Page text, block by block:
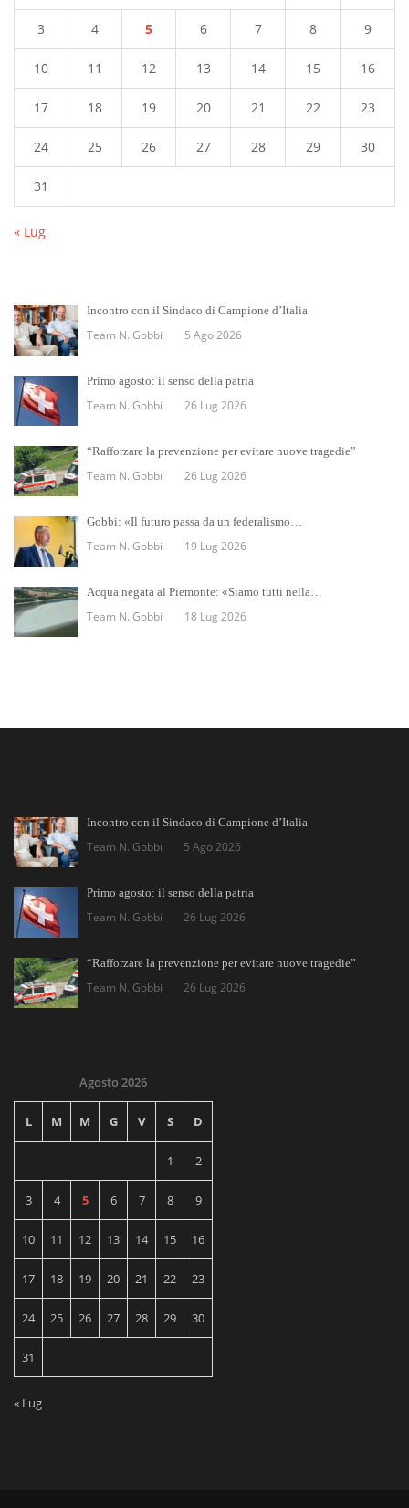
3 4 5 6 7 8 9
10 11 12 13 14 15 16
17 18 19 20 21 22 23
24 25 26 27 28 29 30
31
« Lug
Incontro con il Sindaco di Campione d’Italia
Team N. Gobbi 5 Ago 2026
Primo agosto: il senso della patria
Team N. Gobbi 26 Lug 2026
“Rafforzare la prevenzione per evitare nuove tragedie”
Team N. Gobbi 26 Lug 2026
Gobbi: «Il futuro passa da un federalismo…
Team N. Gobbi 19 Lug 2026
Acqua negata al Piemonte: «Siamo tutti nella…
Team N. Gobbi 18 Lug 2026
Incontro con il Sindaco di Campione d’Italia
Team N. Gobbi 5 Ago 2026
Primo agosto: il senso della patria
Team N. Gobbi 26 Lug 2026
“Rafforzare la prevenzione per evitare nuove tragedie”
Team N. Gobbi 26 Lug 2026
Agosto 2026
L M M G V S D
1 2
3 4 5 6 7 8 9
10 11 12 13 14 15 16
17 18 19 20 21 22 23
24 25 26 27 28 29 30
31
« Lug